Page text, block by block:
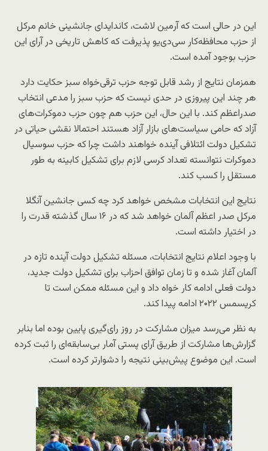
این در حالی است که آرمین لاشت، کاندایدای جانشینی خانم مرکل
از حزب محافظه‌کار سی‌دی‌یو پذیرفت که کاهش تاریخی در آرای این
حزب بوجود آمده است.
همزمان نتایج از رشد قابل توجه حزب ترقی‌خواه سبز حکایت دارد
هر چند این پیروزی در حدی نیست که حزب سبز را مدعی انتخاب
صدراعظم کند. با این حال، این حزب هم چون حزب دموکرات‌های
آزاد که حامی سیاست‌های بازار آزاد هستند احتمالا نقشی حیاتی در
تشکیل دولت ائتلافی آینده خواهند داشت چرا که حزب سوسیال
دموکرات نتوانسته تعداد کرسی لازم برای تشکیل کابینه به طور
مستقل را کسب کند.
نتایج این انتخابات مشخص خواهد کرد چه کسی جانشین آنگلا
مرکل صدر اعظم آلمان خواهد شد که در ۱۶ سال گذشته قدرت را
در اختیار داشته است.
با وجود اعلام نتایج انتخابات، مسئله تشکیل دولت آینده تازه در
آلمان آغاز شده و تا زمان توافق احزاب برای تشکیل دولت جدید،
دولت فعلی ادامه کار خواه داد و این مسئله ممکن است تا
کریسمس ۲۰۲۲ ادامه پیدا کند.
به نظر می‌رسد میزان مشارکت در روز رای‌گیری پایین بوده اما بنابر
گزارش‌ها مشارکت از طریق آرای پستی آمار بی‌سابقه‌ای را ثبت کرده
است. این موضوع پیش‌بینی نتیجه را دشوارتر کرده است.